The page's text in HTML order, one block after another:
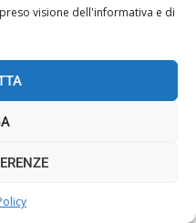
visione dell'informativa e di
WEB ITALA
SU